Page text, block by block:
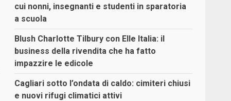
cui nonni, insegnanti e studenti in sparatoria
a scuola
Blush Charlotte Tilbury con Elle Italia: il
business della rivendita che ha fatto
impazzire le edicole
Cagliari sotto l’ondata di caldo: cimiteri chiusi
e nuovi rifugi climatici attivi